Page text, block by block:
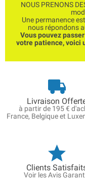
NOUS PRENONS
Une permanence
nous répondons
Vous pouvez
votre patience, voici
Livraison
à partir de 195 €
France, Belgique et
Clients
Voir les Avis